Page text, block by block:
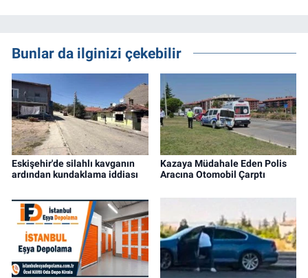
Bunlar da ilginizi çekebilir
Eskişehir'de silahlı kavganın
ardından kundaklama iddiası
Kazaya Müdahale Eden Polis
Aracına Otomobil Çarptı